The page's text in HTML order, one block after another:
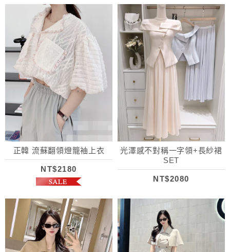
正韓 流蘇翻領燈籠袖上衣
NT$2180
光澤感不對稱一字領+長紗裙
SET
NT$2080